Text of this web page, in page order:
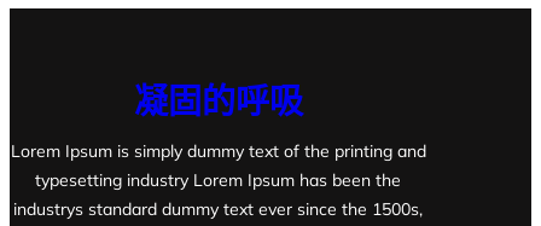
凝固的呼吸
Lorem Ipsum is simply dummy text of the printing and
typesetting industry Lorem Ipsum has been the
industrys standard dummy text ever since the 1500s,